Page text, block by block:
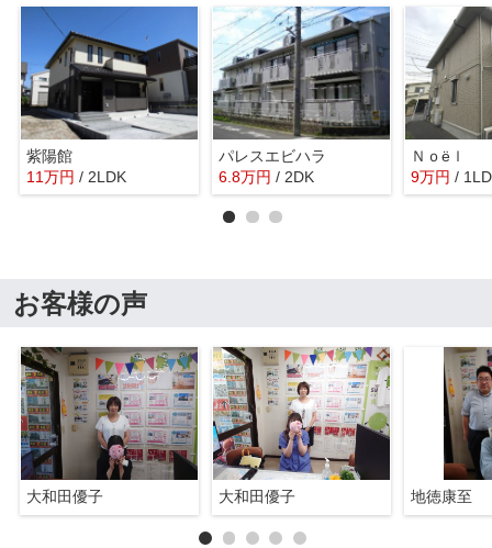
紫陽館
11万円 / 2LDK
パレスエビハラ
6.8万円 / 2DK
Ｎｏёｌ
9万円 /
お客様の声
大和田優子 大和田優子 地徳康至